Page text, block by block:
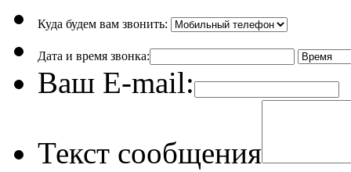
Куда будем вам звонить:
Дата и время звонка:
Ваш E-mail:
Текст сообщения